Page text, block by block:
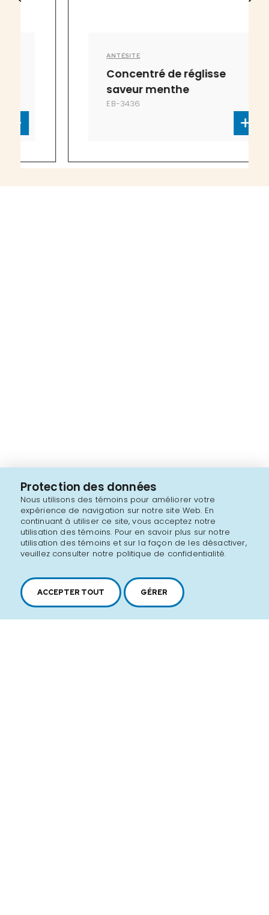
Protection des données
Nous utilisons des témoins pour améliorer votre
expérience de navigation sur notre site Web. En
continuant à utiliser ce site, vous acceptez notre
utilisation des témoins. Pour en savoir plus sur notre
utilisation des témoins et sur la façon de les désactiver,
veuillez consulter notre politique de confidentialité.
ACCEPTER TOUT GÉRER
Concentré de réglisse
saveur menthe